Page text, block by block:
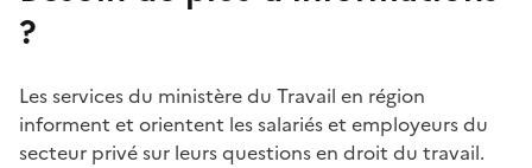
?
Les services du ministère du Travail en région
informent et orientent les salariés et employeurs du
secteur privé sur leurs questions en droit du travail.